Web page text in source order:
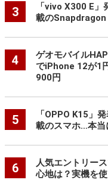
3
「vivo X300 E
載のSnapdragon
4
ゲオモバイル
でiPhone 12が1
900円
5
「OPPO K15」
載のスマホ…本当
6
人気エントリー
心地は？実機を